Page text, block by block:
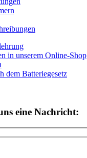
in unserem Online-Shop
dem Batteriegesetz
eine Nachricht: